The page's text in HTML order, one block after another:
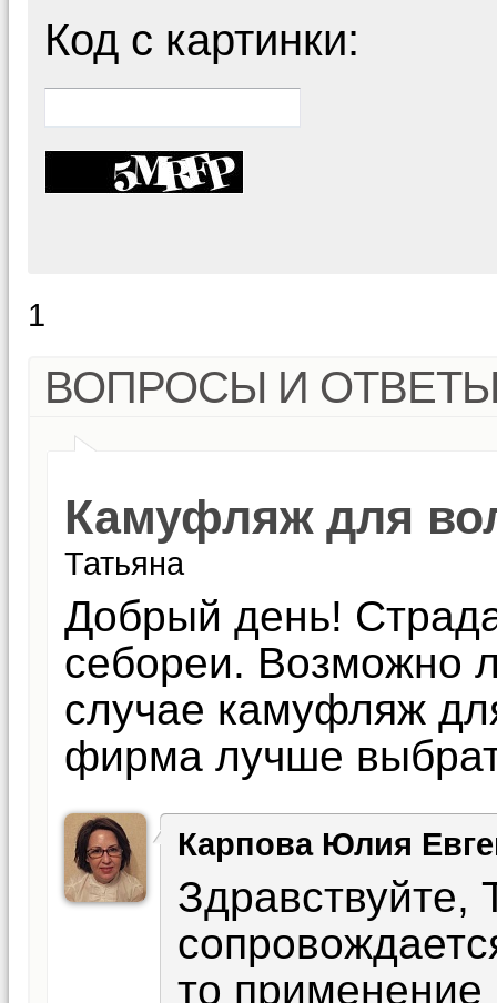
Код с картинки:
1
ВОПРОСЫ И
Камуфляж для
Татьяна
Добрый день!
себореи. Возможно
случае камуфляж
фирма лучше
Карпова Юлия
Здравствуйте,
то применение